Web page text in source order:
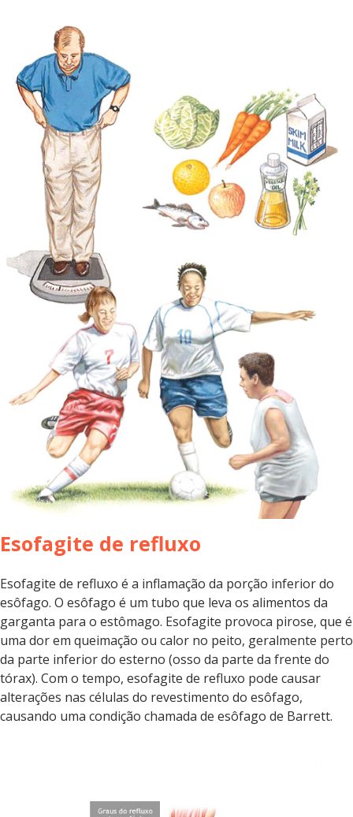
Esofagite de refluxo
Esofagite de refluxo é a inflamação da porção inferior do
esôfago. O esôfago é um tubo que leva os alimentos da
garganta para o estômago. Esofagite provoca pirose, que é
uma dor em queimação ou calor no peito, geralmente perto
da parte inferior do esterno (osso da parte da frente do
tórax). Com o tempo, esofagite de refluxo pode causar
alterações nas células do revestimento do esôfago,
causando uma condição chamada de esôfago de Barrett.